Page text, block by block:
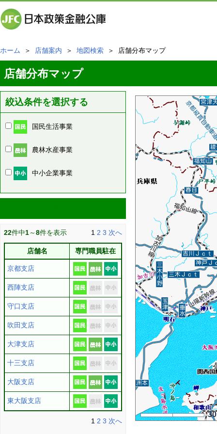
ホーム ＞ 店舗案内 ＞ 地図検索 ＞ 店舗分布マップ
店舗分布マップ
絞込条件を選択する
国民生活事業
農林水産事業
中小企業事業
22件中1～8件を表示 1 2 3 次へ
店舗名 専門職員駐在
京都支店
西陣支店
守口支店
吹田支店
大津支店
十三支店
大阪支店
東大阪支店
1 2 3 次へ